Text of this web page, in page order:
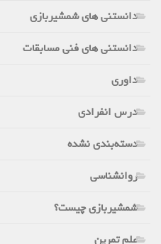
دانستنی های شمشیربازی
دانستنی های فنی مسابقات
داوری
درس انفرادی
دسته‌بندی نشده
روانشناسی
شمشیربازی چیست؟
علم تمرین